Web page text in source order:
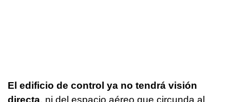
El edificio de control ya no tendrá visión
directa, ni del espacio aéreo que circunda al